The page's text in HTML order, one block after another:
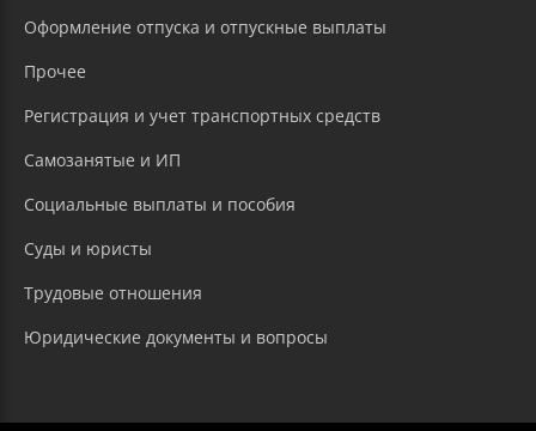
Оформление отпуска и отпускные выплаты
Прочее
Регистрация и учет транспортных средств
Самозанятые и ИП
Социальные выплаты и пособия
Суды и юристы
Трудовые отношения
Юридические документы и вопросы